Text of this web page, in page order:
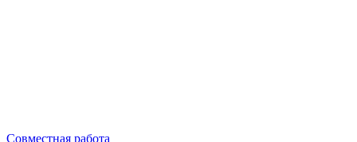
Совместная работа